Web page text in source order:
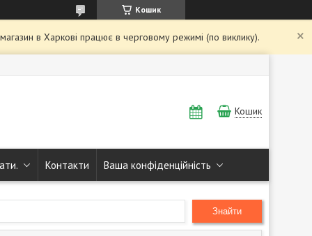
Кошик
в Харкові працює в черговому режимі (по виклику).
Кошик
Контакти Ваша конфіденційність
Знайти